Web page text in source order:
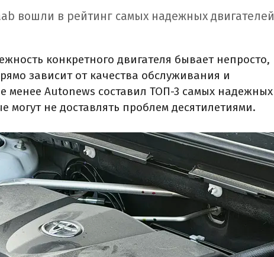
вошли в рейтинг самых надежных двигателей
конкретного двигателя бывает непросто,
зависит от качества обслуживания и
менее Autonews составил ТОП-3 самых надежных
могут не доставлять проблем десятилетиями.